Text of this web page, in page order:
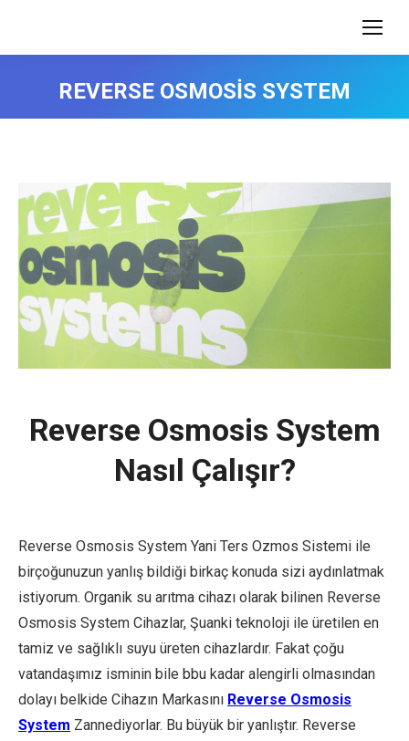
REVERSE OSMOSİS SYSTEM
Reverse Osmosis System
Nasıl Çalışır?
Reverse Osmosis System Yani Ters Ozmos Sistemi ile
birçoğunuzun yanlış bildiği birkaç konuda sizi aydınlatmak
istiyorum. Organik su arıtma cihazı olarak bilinen Reverse
Osmosis System Cihazlar, Şuanki teknoloji ile üretilen en
tamiz ve sağlıklı suyu üreten cihazlardır. Fakat çoğu
vatandaşımız isminin bile bbu kadar alengirli olmasından
dolayı belkide Cihazın Markasını Reverse Osmosis
System Zannediyorlar. Bu büyük bir yanlıştır. Reverse